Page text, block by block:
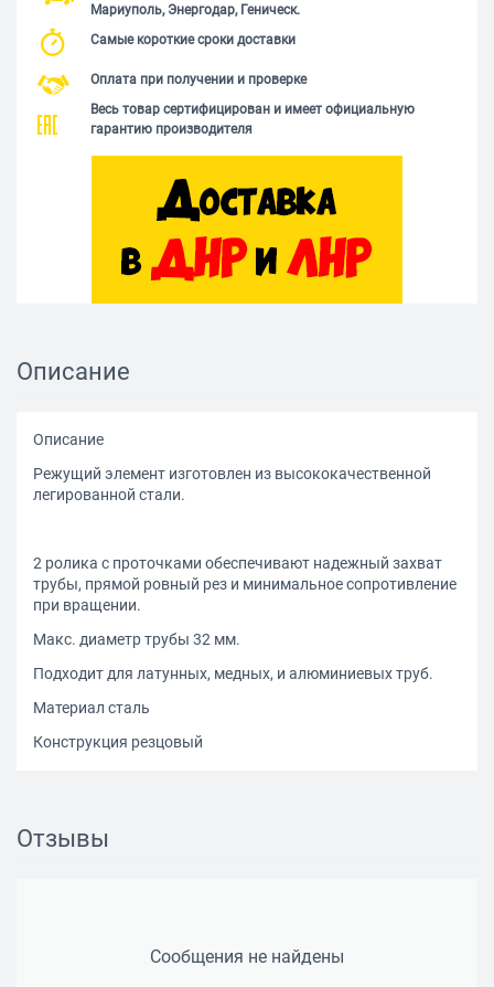
Мариуполь, Энергодар, Геническ.
Самые короткие сроки доставки
Оплата при получении и проверке
Весь товар сертифицирован и имеет официальную
гарантию производителя
Описание
Описание
Режущий элемент изготовлен из высококачественной
легированной стали.
2 ролика с проточками обеспечивают надежный захват
трубы, прямой ровный рез и минимальное сопротивление
при вращении.
Макс. диаметр трубы 32 мм.
Подходит для латунных, медных, и алюминиевых труб.
Материал сталь
Конструкция резцовый
Отзывы
Сообщения не найдены